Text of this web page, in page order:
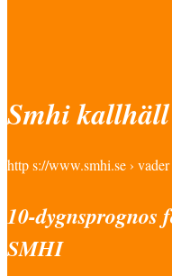
Smhi kallhäll
http s://www.smhi.se ›
10-
SMHI